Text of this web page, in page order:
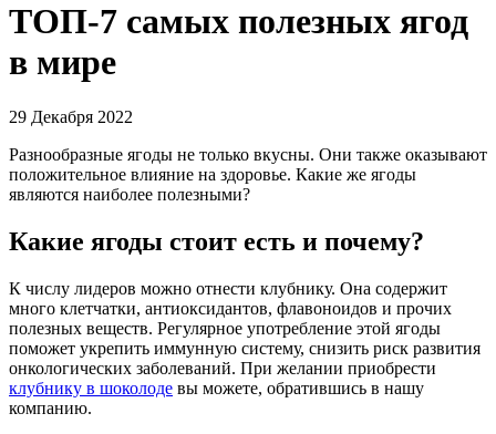
ТОП-7 самых полезных ягод
в мире
29 Декабря 2022
Разнообразные ягоды не только вкусны. Они также оказывают
положительное влияние на здоровье. Какие же ягоды
являются наиболее полезными?
Какие ягоды стоит есть и почему?
К числу лидеров можно отнести клубнику. Она содержит
много клетчатки, антиоксидантов, флавоноидов и прочих
полезных веществ. Регулярное употребление этой ягоды
поможет укрепить иммунную систему, снизить риск развития
онкологических заболеваний. При желании приобрести
клубнику в шоколоде вы можете, обратившись в нашу
компанию.